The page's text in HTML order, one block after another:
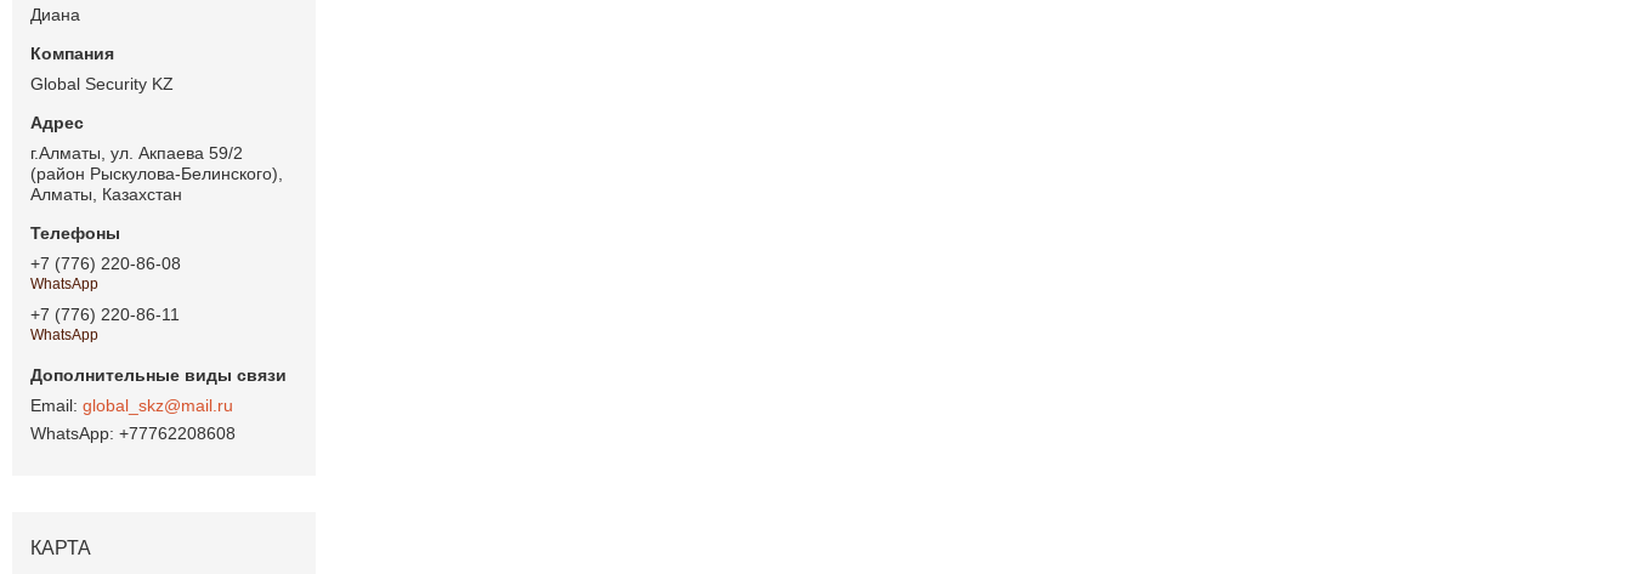
Диана
Global Security KZ
г.Алматы, ул. Акпаева 59/2
(район Рыскулова-Белинского),
Алматы, Казахстан
+7 (776) 220-86-08
WhatsApp
+7 (776) 220-86-11
WhatsApp
global_skz@mail.ru
+77762208608
КАРТА